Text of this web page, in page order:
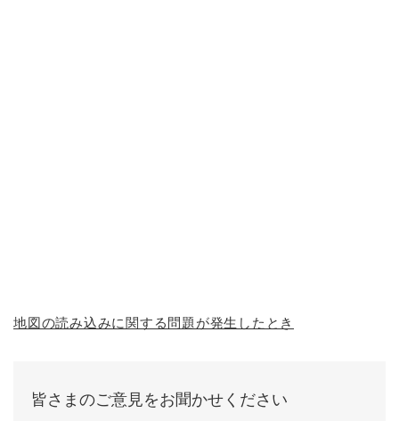
地図の読み込みに関する問題が発生したとき
皆さまのご意見をお聞かせください